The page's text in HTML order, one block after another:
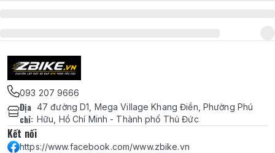
093 207 9666
Địa
chỉ:
47 đường D1, Mega Village Khang Điền, Phường Phú
Hữu, Hồ Chí Minh - Thành phố Thủ Đức
Kết nối
https://www.facebook.com/www.zbike.vn